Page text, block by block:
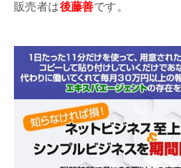
販売者は後藤善です。